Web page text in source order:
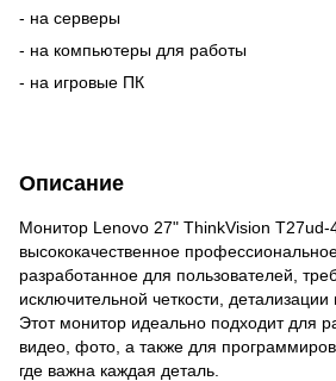
- на серверы
- на компьютеры для работы
- на игровые ПК
Описание
Монитор Lenovo 27" ThinkVision T27ud-
высококачественное
разработанное для пользователей,
исключительной четкости, детализации
Этот монитор идеально подходит для
видео, фото, а также для
где важна каждая деталь.